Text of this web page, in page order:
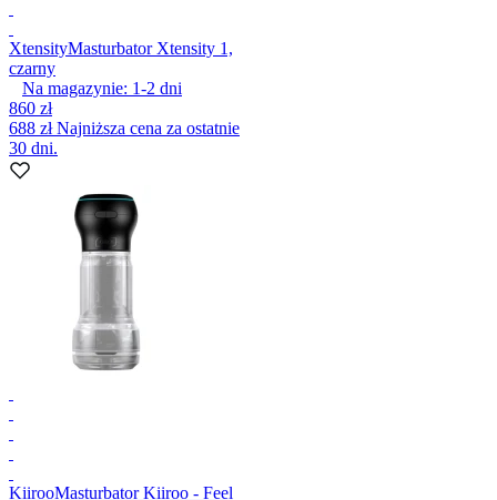
XtensityMasturbator Xtensity 1,
czarny
Na magazynie: 1-2 dni
860 zł
688 złNajniższa cena za ostatnie
30 dni.
KiirooMasturbator Kiiroo - Feel